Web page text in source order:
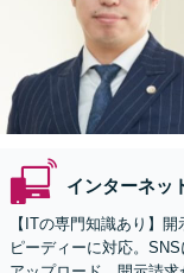
インターネッ
【ITの専門知識あり】
ピーディーに対応。